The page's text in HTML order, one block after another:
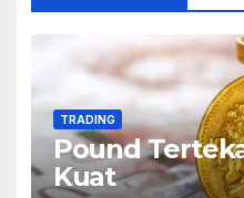
TRADING
Pound
Kuat